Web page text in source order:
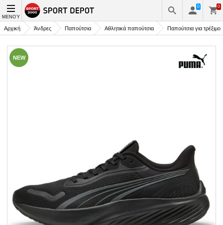
ΜΕΝΟΎ
0 0
Αρχική Άνδρες Παπούτσια Αθλητικά παπούτσια Παπούτσια για τρέξιμο
NEW